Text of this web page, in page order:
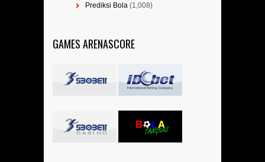
Prediksi Bola (1,008)
GAMES ARENASCORE